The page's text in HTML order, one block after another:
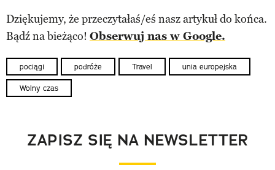
Dziękujemy, że przeczytałaś/eś nasz artykuł do końca.
Bądź na bieżąco! Obserwuj nas w Google.
pociągi podróże Travel unia europejska
Wolny czas
ZAPISZ SIĘ NA NEWSLETTER